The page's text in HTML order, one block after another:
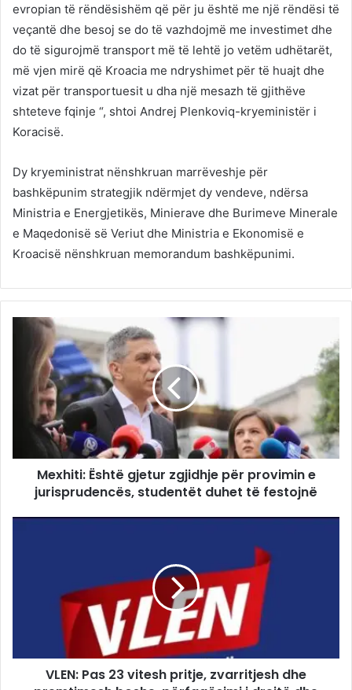
evropian të rëndësishëm që për ju është me një rëndësi të
veçantë dhe besoj se do të vazhdojmë me investimet dhe
do të sigurojmë transport më të lehtë jo vetëm udhëtarët,
më vjen mirë që Kroacia me ndryshimet për të huajt dhe
vizat për transportuesit u dha një mesazh të gjithëve
shteteve fqinje “, shtoi Andrej Plenkoviq-kryeministër i
Koracisë.
Dy kryeministrat nënshkruan marrëveshje për
bashkëpunim strategjik ndërmjet dy vendeve, ndërsa
Ministria e Energjetikës, Minierave dhe Burimeve Minerale
e Maqedonisë së Veriut dhe Ministria e Ekonomisë e
Kroacisë nënshkruan memorandum bashkëpunimi.
Mexhiti: Është gjetur zgjidhje për provimin e
jurisprudencës, studentët duhet të festojnë
VLEN: Pas 23 vitesh pritje, zvarritjesh dhe